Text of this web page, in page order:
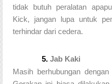
tidak butuh peralatan
Kick, jangan lupa untuk
terhindar dari cedera.
Jab Kaki
Masih berhubungan